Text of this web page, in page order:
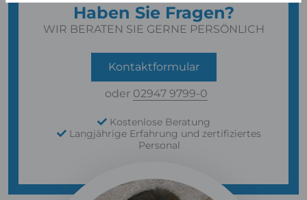
Haben Sie Fragen?
WIR BERATEN SIE GERNE PERSÖNLICH
Kontaktformular
oder 02947 9799-0
Kostenlose Beratung
Langjährige Erfahrung und zertifiziertes
Personal